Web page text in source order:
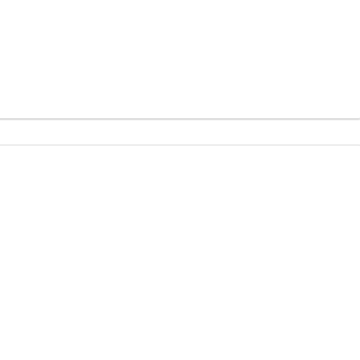
de nature et de tranquillité.
son potentiel et améliorer le confort au quotidien. Une belle
constitue une opportunité à ne pas manquer dans un
20 44.